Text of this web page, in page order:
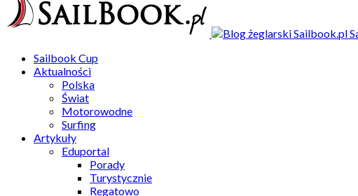
Sailbook Cup
Aktualności
Polska
Świat
Motorowodne
Surfing
Artykuły
Eduportal
Porady
Turystycznie
Regatowo